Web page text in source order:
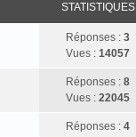
STATISTIQUES
Réponses : 3
Vues : 14057
Réponses : 8
Vues : 22045
Réponses : 4